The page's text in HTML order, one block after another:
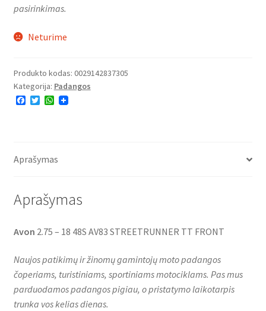
pasirinkimas.
Neturime
Produkto kodas: 0029142837305
Kategorija: Padangos
F
o
T
r
W
p
Aprašymas
Aprašymas
Avon 2.75 – 18 48S AV83 STREETRUNNER TT FRONT
Naujos patikimų ir žinomų gamintojų moto padangos
čoperiams, turistiniams, sportiniams motociklams. Pas mus
parduodamos padangos pigiau, o pristatymo laikotarpis
trunka vos kelias dienas.